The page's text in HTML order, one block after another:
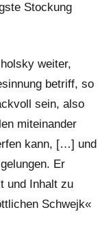
Stockung
weiter,
betriff, so
sein, also
miteinander
kann, […] und
Er
und Inhalt zu
Schwejk«